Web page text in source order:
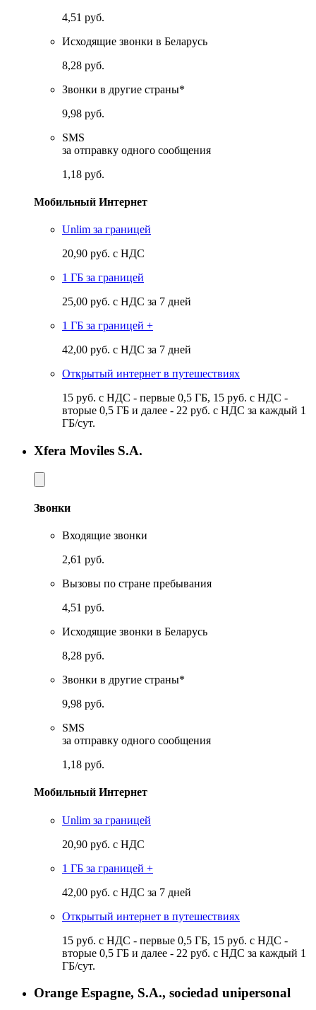
4,51 руб.
Исходящие звонки в Беларусь
8,28 руб.
Звонки в другие страны*
9,98 руб.
SMS
за отправку одного сообщения
1,18 руб.
Мобильный Интернет
Unlim за границей
20,90 руб. с НДС
1 ГБ за границей
25,00 руб. с НДС за 7 дней
1 ГБ за границей +
42,00 руб. с НДС за 7 дней
Открытый интернет в путешествиях
15 руб. с НДС - первые 0,5 ГБ, 15 руб. с НДС -
вторые 0,5 ГБ и далее - 22 руб. с НДС за каждый 1
ГБ/сут.
Xfera Moviles S.A.
Звонки
Входящие звонки
2,61 руб.
Вызовы по стране пребывания
4,51 руб.
Исходящие звонки в Беларусь
8,28 руб.
Звонки в другие страны*
9,98 руб.
SMS
за отправку одного сообщения
1,18 руб.
Мобильный Интернет
Unlim за границей
20,90 руб. с НДС
1 ГБ за границей +
42,00 руб. с НДС за 7 дней
Открытый интернет в путешествиях
15 руб. с НДС - первые 0,5 ГБ, 15 руб. с НДС -
вторые 0,5 ГБ и далее - 22 руб. с НДС за каждый 1
ГБ/сут.
Orange Espagne, S.A., sociedad unipersonal